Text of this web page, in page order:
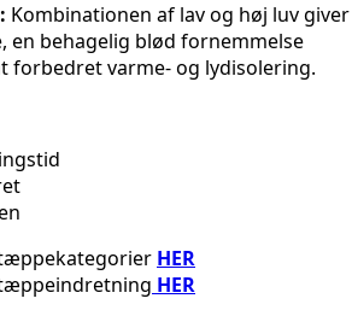
Kombinationen af lav og høj luv giver
en behagelig blød fornemmelse
forbedret varme- og lydisolering.
HER
HER